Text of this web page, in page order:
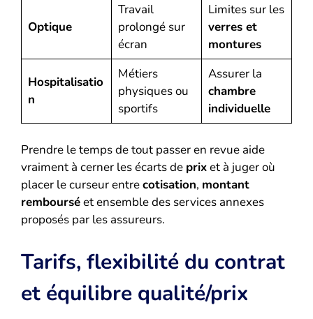
Optique
Travail
prolongé sur
écran
Limites sur les
verres et
montures
Hospitalisatio
n
Métiers
physiques ou
sportifs
Assurer la
chambre
individuelle
Prendre le temps de tout passer en revue aide
vraiment à cerner les écarts de prixet à juger où
placer le curseur entrecotisation, montant
rembourséet ensemble des services annexes
proposés par les assureurs.
Tarifs, flexibilité du contrat
et équilibre qualité/prix